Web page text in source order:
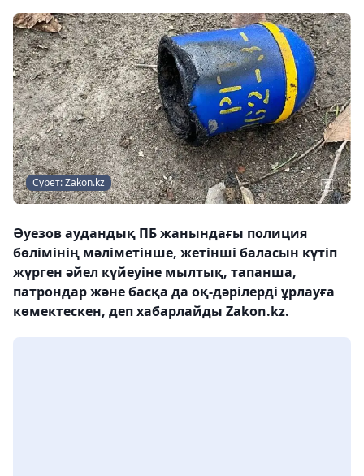
Сурет: Zakon.kz
Әуезов аудандық ПБ жанындағы полиция
бөлімінің мәліметінше, жетінші баласын күтіп
жүрген әйел күйеуіне мылтық, тапанша,
патрондар және басқа да оқ-дәрілерді ұрлауға
көмектескен, деп хабарлайды Zakon.kz.